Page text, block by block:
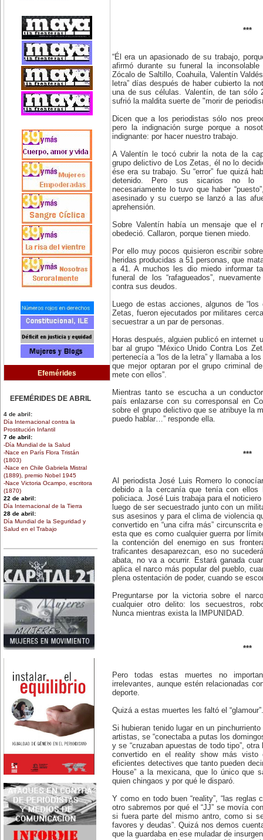
Efemérides
EFEMÉRIDES DE ABRIL
4 de abril:
Día Internacional contra la
Prostitución Infantil
7 de abril:
-Día Mundial de la Salud
-Nace en París Flora Tristán
(1803)
-Nace en Chile Gabriela Mistral
(1889), premio Nobel 1945
-Nace Victoria Ocampo, escritora
(1870)
22 de abril:
Día Internacional de la Tierra
28 de abril:
Día Mundial de la Seguridad y
Salud en el Trabajo
EFEMÉRIDES DE MARZO
1 de marzo:
Nace en Santiago, Chile, la
escritora Mercedes Valenzuela
Alvarez (1924-1993), más
conocida como Mercedes
Valdivieso. En 1961 publica 'La
Brecha', considerada como la
primera novela feminista de
Latinoamérica.
4 de marzo:
En México muere Adelina
Zendejas (1909-1993), periodista,
derechos de las mujeres.
5 de marzo:
En Dijon fallece Gabrielle Suchon
(1703), notable filósofa francesa,
autora del Tratado de la moral y
de la política (1693), la primera
obra explícitamente filosófica
escrita por una mujer en el
8 de marzo:
nace Juana Fernández Morales
(1895-1980), poeta conocida
Ibarbourou, o 'Juana de América'.
Se la considera una de las figuras
clave de la poesía
hispanoamericana
contemporánea.
14 de marzo:
Nace, en la Ciudad de México,
***
“Él era un apasionado de su trabajo,
afirmó durante su funeral la
Zócalo de Saltillo, Coahuila, Valentín
letra” días después de haber cubierto la
una de sus células. Valentín, de tan sólo
sufrió la maldita suerte de "morir de
Dicen que a los periodistas sólo nos
pero la indignación surge porque a
indignante: por hacer nuestro trabajo.
A Valentín le tocó cubrir la nota de la
grupo delictivo de Los Zetas, él no lo
ése era su trabajo. Su “error” fue quizá
detenido. Pero sus sicarios no lo
necesariamente lo tuvo que haber
asesinado y su cuerpo se lanzó a las
aprehensión.
Sobre Valentín había un mensaje que el
obedeció. Callaron, porque tienen miedo.
Por ello muy pocos quisieron escribir
heridas producidas a 51 personas, que
a 41. A muchos les dio miedo informar
funeral de los “rafagueados”,
contra sus deudos.
Luego de estas acciones, algunos de
Zetas, fueron ejecutados por militares
secuestrar a un par de personas.
Horas después, alguien publicó en internet
bar al grupo “México Unido Contra Los
pertenecía a “los de la letra” y llamaba a
que mejor optaran por el grupo criminal
mete con ellos”.
Mientras tanto se escucha a un
país enlazarse con su corresponsal en
sobre el grupo delictivo que se atribuye la
puedo hablar…” responde ella.
***
Al periodista José Luis Romero lo
debido a la cercanía que tenía con ellos
policiaca. José Luis trabaja para el
luego de ser secuestrado junto con un
sus asesinos y para el clima de violencia
convertido en “una cifra más” circunscrita
esta que es como cualquier guerra por
la contención del enemigo en sus
traficantes desaparezcan, eso no
abata, no va a ocurrir. Estará ganada
aplica el narco más popular del pueblo,
plena ostentación de poder, cuando se
Preguntarse por la victoria sobre el
cualquier otro delito: los secuestros,
Nunca mientras exista la IMPUNIDAD.
***
Pero todas estas muertes no
irrelevantes, aunque estén relacionadas
deporte.
Quizá a estas muertes les faltó el “glamour”.
Si hubieran tenido lugar en un
artistas, se “conectaba a putas los
y se “cruzaban apuestas de todo tipo”,
convertido en el reality show más
eficientes detectives que tanto pueden
House” a la mexicana, que lo único que
quien chingaos y por qué le disparó.
Y como en todo buen “reality”, “las reglas
otro sabremos por qué el “JJ” se movía
si fuera parte del mismo antro, como si
favores y deudas”. Quizá nos demos
que la guardaba en ese muladar de